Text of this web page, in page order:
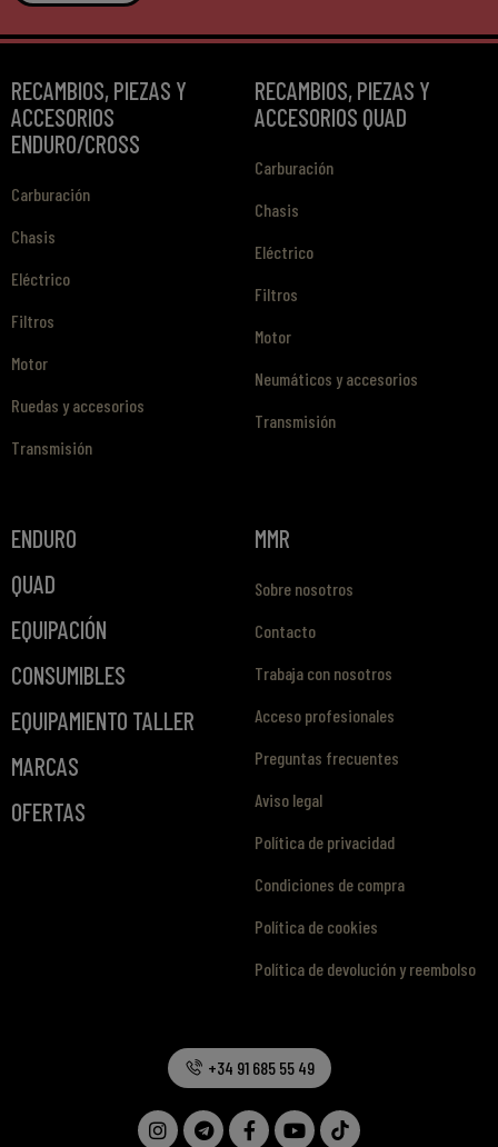
RECAMBIOS, PIEZAS Y
ACCESORIOS
ENDURO/CROSS
Carburación
Chasis
Eléctrico
Filtros
Motor
Ruedas y accesorios
Transmisión
RECAMBIOS, PIEZAS Y
ACCESORIOS QUAD
Carburación
Chasis
Eléctrico
Filtros
Motor
Neumáticos y accesorios
Transmisión
ENDURO
QUAD
EQUIPACIÓN
CONSUMIBLES
EQUIPAMIENTO TALLER
MARCAS
OFERTAS
MMR
Sobre nosotros
Contacto
Trabaja con nosotros
Acceso profesionales
Preguntas frecuentes
Aviso legal
Política de privacidad
Condiciones de compra
Política de cookies
Política de devolución y reembolso
+34 91 685 55 49